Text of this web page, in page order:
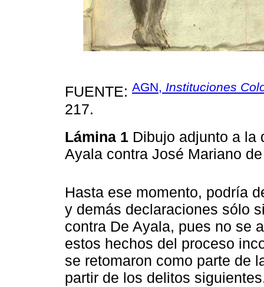
FUENTE: AGN, Instituciones
217.
Lámina 1 Dibujo adjunto a la
Ayala contra José Mariano
Hasta ese momento, podría
y demás declaraciones sólo
contra De Ayala, pues no se
estos hechos del proceso
se retomaron como parte de
partir de los delitos